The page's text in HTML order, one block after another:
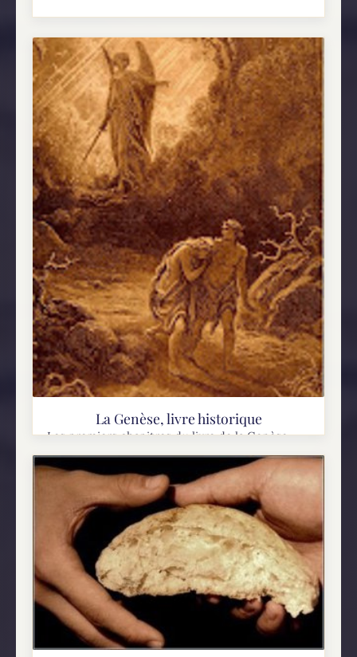
La Genèse, livre historique
Les premiers chapitres du livre de la Genèse
sont une source de débat qui semble
inépuisable, plusieurs groupes proposent leur
interprétation du texte et leur opinion sur son
origine. De...